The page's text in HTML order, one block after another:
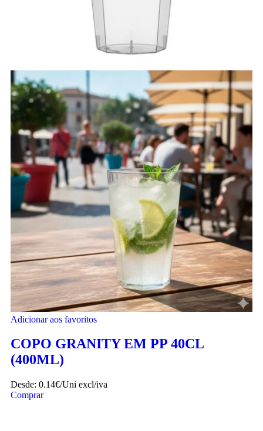
Adicionar aos favoritos
COPO GRANITY EM PP 40CL
(400ML)
Desde: 0.14€/Uni excl/iva
Comprar